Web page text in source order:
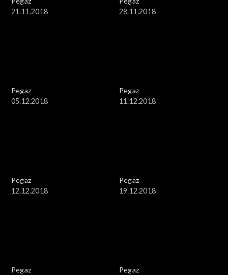
21.11.2018
28.11.2018
Pegaz
05.12.2018
Pegaz
11.12.2018
Pegaz
12.12.2018
Pegaz
19.12.2018
Pegaz
Pegaz